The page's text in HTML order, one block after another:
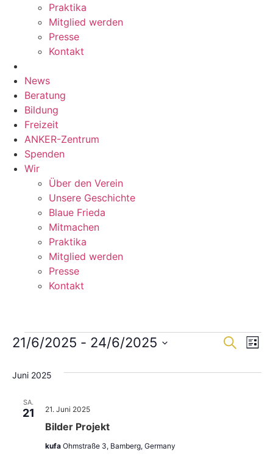
Praktika
Mitglied werden
Presse
Kontakt
News
Beratung
Bildung
Freizeit
ANKER-Zentrum
Spenden
Wir
Über den Verein
Unsere Geschichte
Blaue Frieda
Mitmachen
Praktika
Mitglied werden
Presse
Kontakt
Veranstaltungen SucheListe
21/6/2025 - 24/6/2025
Juni 2025
SA.
21
Bilder Projekt
21. Juni 2025
kufa Ohmstraße 3, Bamberg, Germany